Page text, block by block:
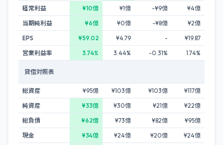
経常利益
¥10億 ¥1億 -¥9億
¥4億
当期純利益
¥6億 ¥0億 -¥8億
¥2億
EPS
¥59.02 ¥4.79 -
¥19.87
営業利益率
3.74% 3.44% -0.31% 1.74%
貸借対照表
総資産 ¥95億 ¥103億 ¥103億
¥117億
純資産
¥33億 ¥30億 ¥21億
¥22億
総負債
¥62億 ¥73億 ¥82億
¥95億
現金
¥34億 ¥24億 ¥20億
¥24億